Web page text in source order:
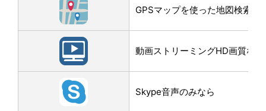
GPSマップを使った地図検索な
動画ストリーミングHD画質なら
Skype音声のみなら